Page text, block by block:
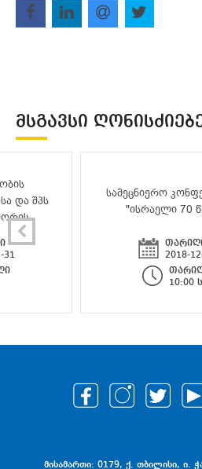
ᲛᲡᲒᲐᲕᲡᲘ
და შპს
31
სამეცნიერო
"ისრაელი 70
2018-
10:00
მისამართი: 0179, ქ. თბილისი, ი.